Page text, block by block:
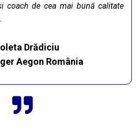
coach de cea mai bună calitate
Drădiciu
Aegon România